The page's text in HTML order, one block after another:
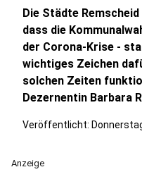
Die Städte
dass die
der Corona-Krise -
wichtiges Zeichen
solchen Zeiten
Dezernentin Barbara
Veröffentlicht:
Anzeige